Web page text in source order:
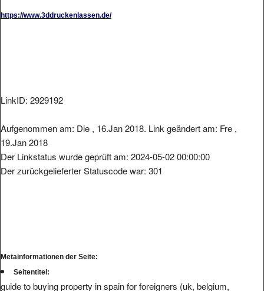
https://www.3ddruckenlassen.de/
LinkID: 2929192
Aufgenommen am: Die , 16.Jan 2018. Link geändert am: Fre ,
19.Jan 2018
Der Linkstatus wurde geprüft am: 2024-05-02 00:00:00
Der zurückgelieferter Statuscode war: 301
Metainformationen der Seite:
Seitentitel:
guide to buying property in spain for foreigners (uk, belgium,